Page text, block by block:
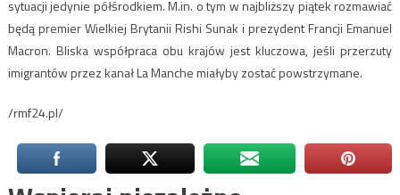
sytuacji jedynie półśrodkiem. M.in. o tym w najbliższy piątek rozmawiać
będą premier Wielkiej Brytanii Rishi Sunak i prezydent Francji Emanuel
Macron. Bliska współpraca obu krajów jest kluczowa, jeśli przerzuty
imigrantów przez kanał La Manche miałyby zostać powstrzymane.
/rmf24.pl/